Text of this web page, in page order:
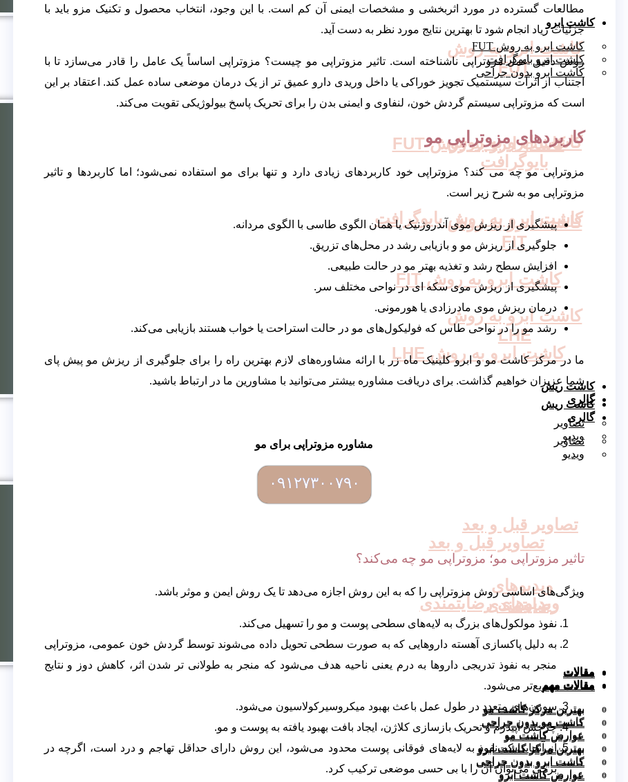
کاشت ابرو به روش
FUT
کاشت ابرو به روش
بایوگرافت
کاشت ابرو به روش
FIT
کاشت ابرو به روش
LHE
کاشت ریش
گالری
تصاویر
ویدیو
تصاویر قبل و بعد
ویدیوهای
رضایتمندی
مقالات
مقالات مهم
بهترین مرکز کاشت مو
کاشت مو بدون جراحی
عوارض کاشت مو
بهترین مرکز کاشت ابرو
کاشت ابرو بدون جراحی
عوارض کاشت ابرو
کاشت ابرو
کاشت ابرو به روش FUT
کاشت ابرو بایوگرافت
کاشت ابرو بدون جراحی
کاشت ابرو به روش FUT
کاشت ابرو به روش بایوگرافت
کاشت ابرو به روش FIT
کاشت ابرو به روش LHE
کاشت ریش
گالری
تصاویر
ویدیو
تصاویر قبل و بعد
ویدیوهای رضایتمندی
مقالات
مقالات مهم
بهترین مرکز کاشت مو
کاشت مو بدون جراحی
عوارض کاشت مو
بهترین مرکز کاشت ابرو
کاشت ابرو بدون جراحی
عوارض کاشت ابرو
مطالعات گسترده در مورد اثربخشی و مشخصات ایمنی آن کم است. با این وجود، انتخاب محصول و تکنیک مزو باید با
جزئیات زیاد انجام شود تا بهترین نتایج مورد نظر به دست آید.
روش دقیق عمل مزوتراپی ناشناخته است. تاثیر مزوتراپی مو چیست؟ مزوتراپی اساساً یک عامل را قادر می‌سازد تا با
اجتناب از اثرات سیستمیک تجویز خوراکی یا داخل وریدی دارو عمیق تر از یک درمان موضعی ساده عمل کند. اعتقاد بر این
است که مزوتراپی سیستم گردش خون، لنفاوی و ایمنی بدن را برای تحریک پاسخ بیولوژیکی تقویت می‌کند.
کاربردهای مزوتراپی مو
مزوتراپی مو چه می کند؟ مزوتراپی خود کاربردهای زیادی دارد و تنها برای مو استفاده نمی‌‌شود؛ اما کاربردها و تاثیر
مزوتراپی مو به شرح زیر است.
پیشگیری از ریزش موی آندروژنیک یا همان الگوی طاسی با الگوی مردانه.
جلوگیری از ریزش مو و بازیابی رشد در محل‌های تزریق.
افزایش سطح رشد و تغذیه بهتر مو در حالت طبیعی.
پیشگیری از ریزش موی سکه ای در نواحی مختلف سر.
درمان ریزش موی مادرزادی یا هورمونی.
رشد مو را در نواحی طاس که فولیکول‌های مو در حالت استراحت یا خواب هستند بازیابی می‌کند.
ما در مرکز کاشت مو و ابرو کلینیک ماه زر با ارائه مشاوره‌های لازم بهترین راه‌ را برای جلوگیری از ریزش مو پیش پای
شما عزیزان خواهیم گذاشت. برای دریافت مشاوره بیشتر می‌توانید با مشاورین ما در ارتباط باشید.
مشاوره مزوتراپی برای مو
۰۹۱۲۷۳۰۰۷۹۰
تاثیر مزوتراپی مو؛ مزوتراپی مو چه می‌کند؟
ویژگی‌های اساسی روش مزوتراپی را که به این روش اجازه می‌دهد تا یک روش ایمن و موثر باشد.
نفوذ مولکول‌های بزرگ به لایه‌های سطحی پوست و مو را تسهیل می‌کند.
به دلیل پاکسازی آهسته داروهایی که به صورت سطحی تحویل داده می‌شوند توسط گردش خون عمومی، مزوتراپی
منجر به نفوذ تدریجی داروها به درم یعنی ناحیه هدف می‌شود که منجر به طولانی تر شدن اثر، کاهش دوز و نتایج
سریع‌تر می‌شود.
سوزن‌های متعدد در طول عمل باعث بهبود میکروسیرکولاسیون می‌شود.
چرخش اپیدرم و تحریک بازسازی کلاژن، ایجاد بافت بهبود یافته به پوست و مو.
از آنجایی که نفوذ به لایه‌های فوقانی پوست محدود می‌شود، این روش دارای حداقل تهاجم و درد است، اگرچه در
برخی می‌توان آن را با بی حسی موضعی ترکیب کرد.